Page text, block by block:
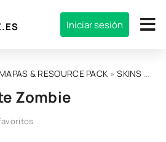
Iniciar sesión
& RESOURCE PACK »SKINS
Zombie